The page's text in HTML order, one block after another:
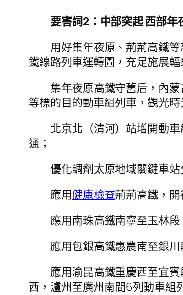
要害詞2：中部突起 西部年
用好集年夜原、荊荊高鐵
鐵線路列車運轉圖，充足施展
集年夜原高鐵守舊后，內
等標的目的動車組列車，觀光時
北京北（清河）站增開動
通；
優化調劑太原地域關鍵車
應用健康檢查荊荊高鐵，開
應用南珠高鐵南寧至玉林
應用包銀高鐵惠農南至銀
應用渝昆高鐵重慶西至宜
西，瀘州至廣州南間6列動車組